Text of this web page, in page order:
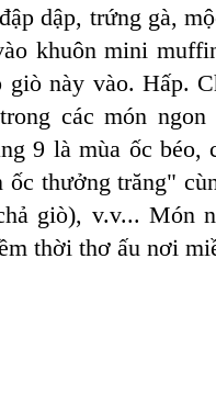
dập, trứng gà,
khuôn mini
giò này vào. Hấp.
các món
9 là mùa ốc
ốc thưởng trăng"
giò), v.v... Món
thời thơ ấu nơi